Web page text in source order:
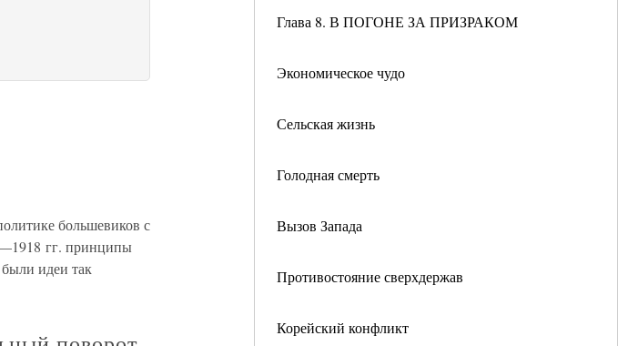
Глава 8. В ПОГОНЕ ЗА ПРИЗРАКОМ
Экономическое чудо
Сельская жизнь
Голодная смерть
Вызов Запада
Противостояние сверхдержав
Корейский конфликт
большевиков с
гг. принципы
идеи так